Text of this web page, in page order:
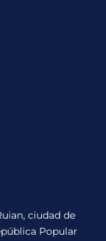
ciudad de
Popular